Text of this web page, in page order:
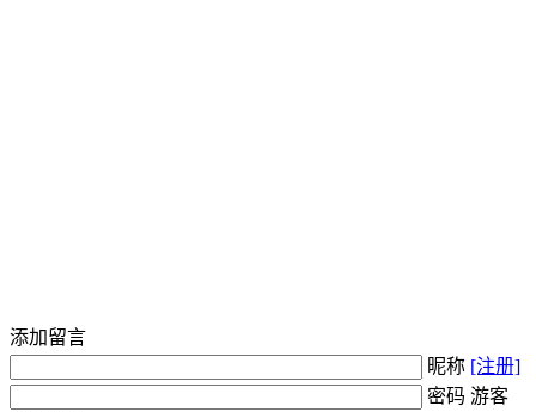
添加留言
昵称 [注册]
密码 游客